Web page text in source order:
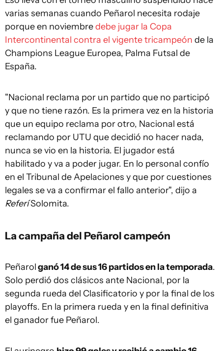
varias semanas cuando Peñarol necesita rodaje
porque en noviembredebe jugar la Copa
Intercontinental contra el vigente tricampeón de la
Champions League Europea, Palma Futsal de
España.
"Nacional reclama por un partido que no participó
y que no tiene razón. Es la primera vez en la historia
que un equipo reclama por otro, Nacional está
reclamando por UTU que decidió no hacer nada,
nunca se vio en la historia. El jugador está
habilitado y va a poder jugar. En lo personal confío
en el Tribunal de Apelaciones y que por cuestiones
legales se va a confirmar el fallo anterior", dijo a
ReferíSolomita.
La campaña del Peñarol campeón
Peñarolganó 14 de sus 16 partidos en la temporada.
Solo perdió dos clásicos ante Nacional, por la
segunda rueda del Clasificatorio y por la final de los
playoffs. En la primera rueda y en la final definitiva
el ganador fue Peñarol.